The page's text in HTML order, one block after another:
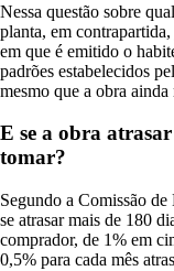
Nessa questão sobre
planta, em
em que é emitido o
padrões estabelecidos
mesmo que a obra
E se a obra
tomar?
Segundo a Comissão
se atrasar mais de 180
comprador, de 1% em
0,5% para cada mês